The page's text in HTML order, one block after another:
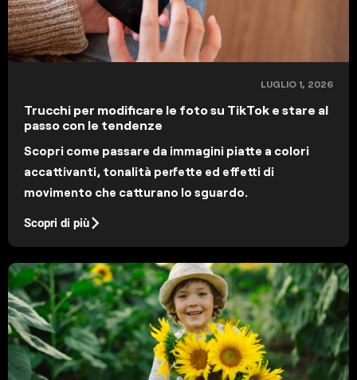
LUGLIO 1, 2026
Trucchi per modificare le foto su TikTok e stare al
passo con le tendenze
Scopri come passare da immagini piatte a colori
accattivanti, tonalità perfette ed effetti di
movimento che catturano lo sguardo.
Scopri di più